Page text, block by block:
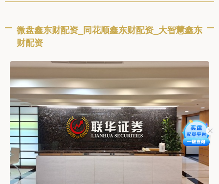
微盘鑫东财配资_同花顺鑫东财配资_大智慧鑫东
财配资